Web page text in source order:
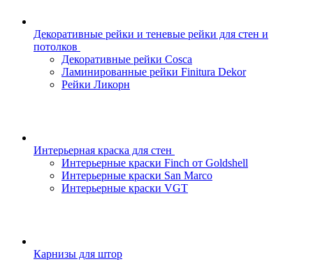
Декоративные рейки и теневые рейки для стен и
потолков
Декоративные рейки Cosca
Ламинированные рейки Finitura Dekor
Рейки Ликорн
Интерьерная краска для стен
Интерьерные краски Finch от Goldshell
Интерьерные краски San Marco
Интерьерные краски VGT
Карнизы для штор